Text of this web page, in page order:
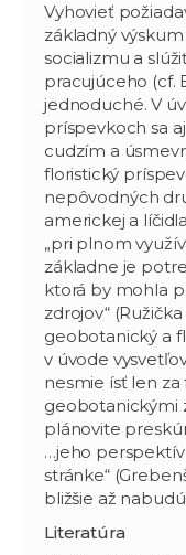
Vyhovieť
základný
socializmu a
pracujúceho (cf.
jednoduché. V
príspevkoch sa
cudzím a
floristický
nepôvodných
americkej a
„pri plnom
základne je
ktorá by mohla
zdrojov“
geobotanický a
v úvode
nesmie ísť len
geobotanickými
plánovite
…jeho
stránke“
bližšie až
Literatúra